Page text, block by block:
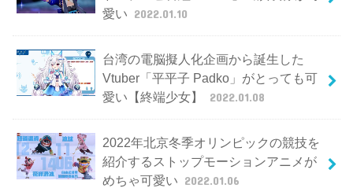
愛い 2022.01.10
台湾の電脳擬人化企画から誕生した
Vtuber「平平子 Padko」がとっても可
愛い【終端少女】
2022.01.08
2022年北京冬季オリンピックの競技を
紹介するストップモーションアニメが
めちゃ可愛い 2022.01.06